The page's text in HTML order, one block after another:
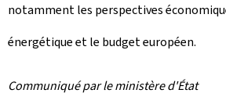
notamment les perspectives
énergétique et le budget européen.
Communiqué par le ministère d'État